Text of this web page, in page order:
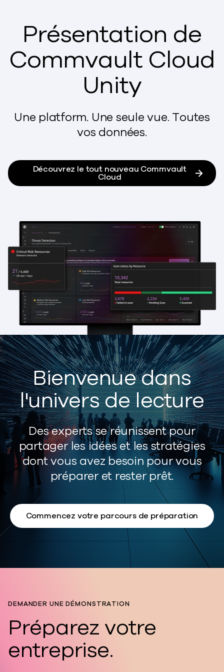
Présentation de
Commvault Cloud
Unity
Une platform. Une seule vue. Toutes
vos données.
Découvrez le tout nouveau Commvault
Cloud
Bienvenue dans
l'univers de lecture
Des experts se réunissent pour
partager les idées et les stratégies
dont vous avez besoin pour vous
préparer et rester prêt.
Commencez votre parcours de préparation
DEMANDER UNE DÉMONSTRATION
Préparez votre
entreprise.